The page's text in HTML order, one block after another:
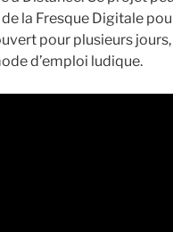
de la Fresque Digitale
pour plusieurs
d’emploi ludique.